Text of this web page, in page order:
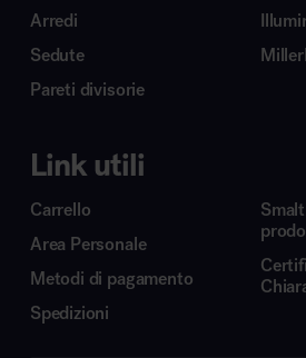
Arredi
Sedute
Pareti divisorie
Link utili
Carrello
Area Personale
Metodi di pagamento
Spedizioni